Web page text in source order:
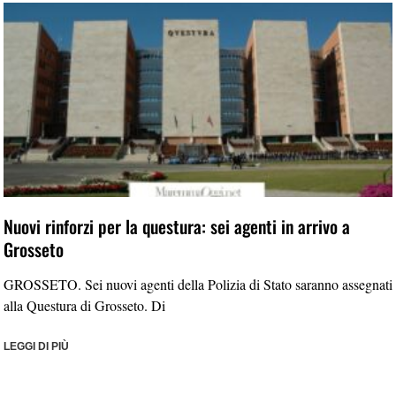
Nuovi rinforzi per la questura: sei agenti in arrivo a
Grosseto
GROSSETO. Sei nuovi agenti della Polizia di Stato saranno assegnati
alla Questura di Grosseto. Di
LEGGI DI PIÙ